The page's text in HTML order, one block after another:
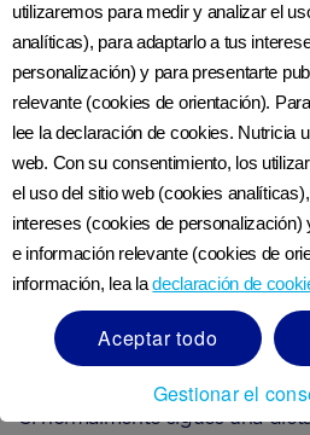
Comer más alimentos de los
embarazo puede provocar un
excesivo. A su vez, esto puede
para el desarrollo de tu bebé y
complicaciones como un gran
mayor riesgo de parto por
¿Qué comer con
especializada o
durante el
Si normalmente sigues una
utilizaremos para medir y analizar el
analíticas), para adaptarlo a tus
personalización) y para presentarte
relevante (cookies de orientación).
lee la declaración de cookies. Nutricia
web. Con su consentimiento, los
el uso del sitio web (cookies
intereses (cookies de personalización)
e información relevante (cookies de
información, lea ladeclaración de
Aceptar todo
Gestionar el